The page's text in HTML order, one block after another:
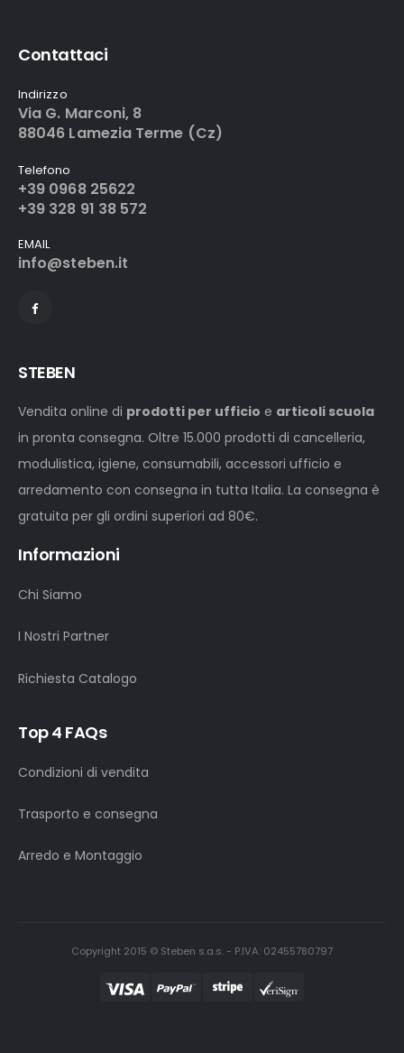
Contattaci
Indirizzo
Via G. Marconi, 8
88046 Lamezia Terme (Cz)
Telefono
+39 0968 25622
+39 328 91 38 572
EMAIL
info@steben.it
STEBEN
Vendita online di prodotti per ufficio e articoli scuola
in pronta consegna. Oltre 15.000 prodotti di cancelleria,
modulistica, igiene, consumabili, accessori ufficio e
arredamento con consegna in tutta Italia. La consegna è
gratuita per gli ordini superiori ad 80€.
Informazioni
Chi Siamo
I Nostri Partner
Richiesta Catalogo
Top 4 FAQs
Condizioni di vendita
Trasporto e consegna
Arredo e Montaggio
Copyright 2015 © Steben s.a.s. - P.IVA: 02455780797